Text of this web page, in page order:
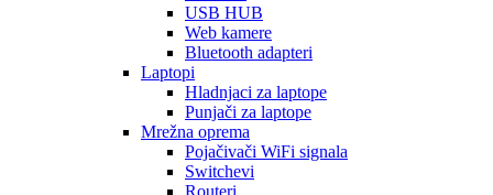
USB HUB
Web kamere
Bluetooth adapteri
Laptopi
Hladnjaci za laptope
Punjači za laptope
Mrežna oprema
Pojačivači WiFi signala
Switchevi